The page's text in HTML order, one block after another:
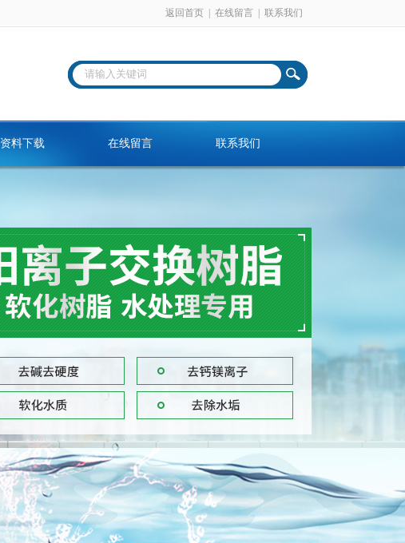
返回首页 在线留言 联系我们
资料下载 在线留言 联系我们